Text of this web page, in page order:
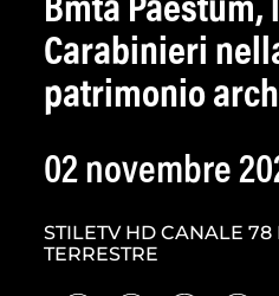
Bmta
Carabinieri
patrimonio
02 novembre
STILETV HD CANALE 78
TERRESTRE